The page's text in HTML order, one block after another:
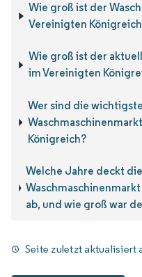
Wie groß ist der
Vereinigten
Wie groß ist der
im Vereinigten
Wer sind die
Königreich?
Welche Jahre deckt
ab, und wie groß war
Seite zuletzt aktualisiert